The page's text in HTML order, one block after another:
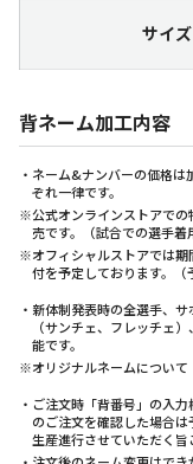
サイズ
背ネーム加工内容
・ネーム&ナンバーの価格
ぞれ一律です。
※公式オンラインストアでの
売です。（試合での選手着
※オフィシャルストアでは期
付を予定しております。（
・新体制発表時の全選手、
（サンチェ、フレッチェ
能です。
※オリジナルネームについて
・ご注文時「背番号」の入
のご注文を確認した場合
生産進行させていただく旨